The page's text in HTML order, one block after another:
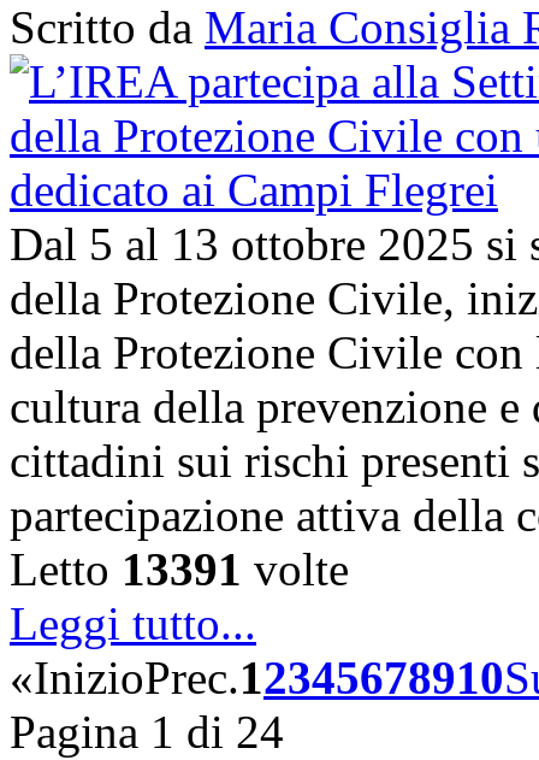
Scritto da Maria Consiglia
Dal 5 al 13 ottobre 2025 si
della Protezione Civile,
della Protezione Civile
cultura della prevenzione
cittadini sui rischi presenti
partecipazione attiva
Letto 13391 volte
Leggi tutto...
«InizioPrec.12345678910
Pagina 1 di 24